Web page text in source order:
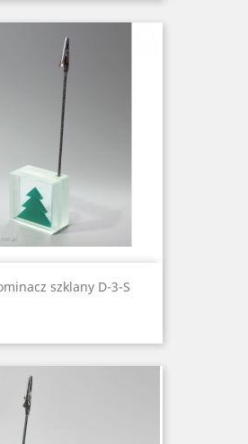
szklany D-3-S